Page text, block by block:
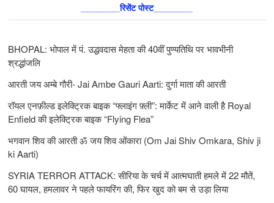
________रिसेंट पोस्ट________
BHOPAL: भोपाल में पं. उद्धवदास मेहता की 40वीं पुण्यतिथि पर भावभीनी
श्रद्धांजलि
आरती जय अम्बे गौरी- Jai Ambe Gauri Aarti: दुर्गा माता की आरती
रॉयल एनफ़ील्ड इलेक्ट्रिक बाइक “फ्लाइंग फ़्ली”: मार्केट में आने वाली है Royal
Enfield की इलेक्ट्रिक बाइक “Flying Flea”
भगवान शिव की आरती ॐ जय शिव ओंकारा (Om Jai Shiv Omkara, Shiv ji
ki Aarti)
SYRIA TERROR ATTACK: सीरिया के चर्च में आत्मघाती हमले में 22 मौतें,
60 घायल, हमलावर ने पहले फायरिंग की, फिर खुद को बम से उड़ा लिया